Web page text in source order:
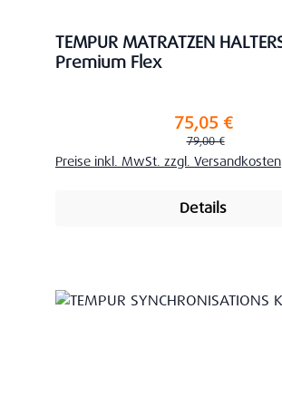
TEMPUR MATRATZEN
Premium Flex
75,05 €
Regulärer Preis:
79,00 €
Preise inkl. MwSt. zzgl. Versandkosten
Details